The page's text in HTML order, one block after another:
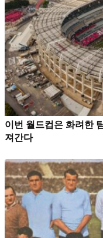
이번 월드컵은 화려한
져간다